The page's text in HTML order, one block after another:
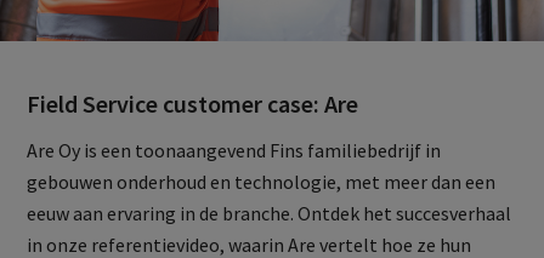
Field Service customer case: Are
Are Oy is een toonaangevend Fins familiebedrijf in
gebouwen onderhoud en technologie, met meer dan een
eeuw aan ervaring in de branche. Ontdek het succesverhaal
in onze referentievideo, waarin Are vertelt hoe ze hun